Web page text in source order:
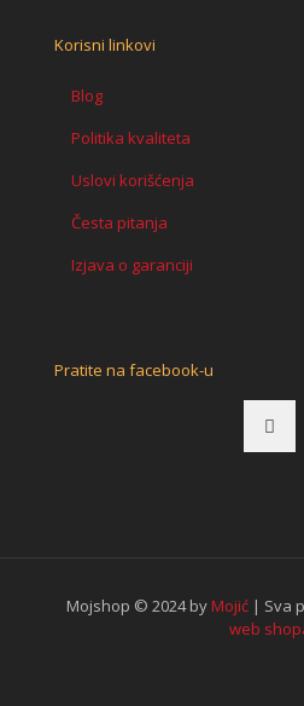
Korisni linkovi
Blog
Politika kvaliteta
Uslovi korišćenja
Česta pitanja
Izjava o garanciji
Pratite na facebook-u
Mojshop © 2024 byMojić| Sva
web